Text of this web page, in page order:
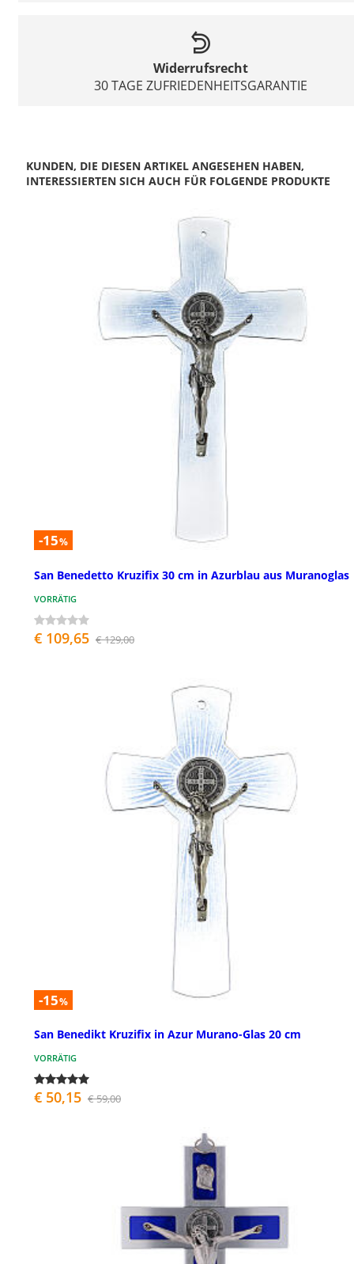
Widerrufsrecht
30 TAGE ZUFRIEDENHEITSGARANTIE
KUNDEN, DIE DIESEN ARTIKEL ANGESEHEN HABEN,
INTERESSIERTEN SICH AUCH FÜR FOLGENDE PRODUKTE
-15%
San Benedetto Kruzifix 30 cm in Azurblau aus Muranoglas
VORRÄTIG
€ 109,65 € 129,00
-15%
San Benedikt Kruzifix in Azur Murano-Glas 20 cm
VORRÄTIG
€ 50,15 € 59,00